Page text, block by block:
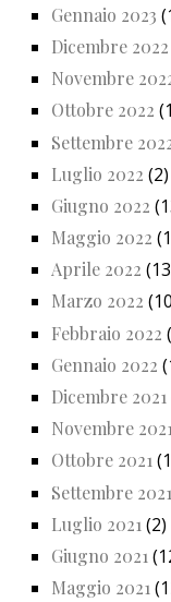
Gennaio 2023
Dicembre 2022
Novembre
Ottobre 2022
Settembre
Luglio 2022 (2)
Giugno 2022
Maggio 2022
Aprile 2022
Marzo 2022
Febbraio 2022
Gennaio 2022
Dicembre 2021
Novembre
Ottobre 2021
Settembre 2021
Luglio 2021 (2)
Giugno 2021
Maggio 2021